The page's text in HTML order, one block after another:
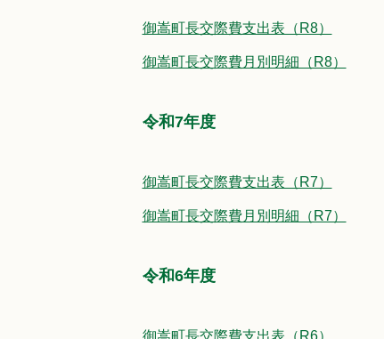
御嵩町長交際費支出表（R8）
御嵩町長交際費月別明細（R8）
令和7年度
御嵩町長交際費支出表（R7）
御嵩町長交際費月別明細（R7）
令和6年度